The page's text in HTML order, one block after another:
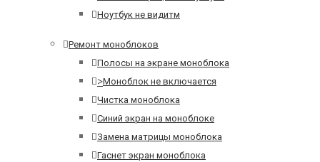
Ноутбук не видитм
Ремонт моноблоков
Полосы на экране моноблока
>Моноблок не включается
Чистка моноблока
Синий экран на моноблоке
Замена матрицы моноблока
Гаснет экран моноблока